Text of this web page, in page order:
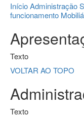
InícioAdministração
funcionamento
Texto
VOLTAR AO TOPO
Texto